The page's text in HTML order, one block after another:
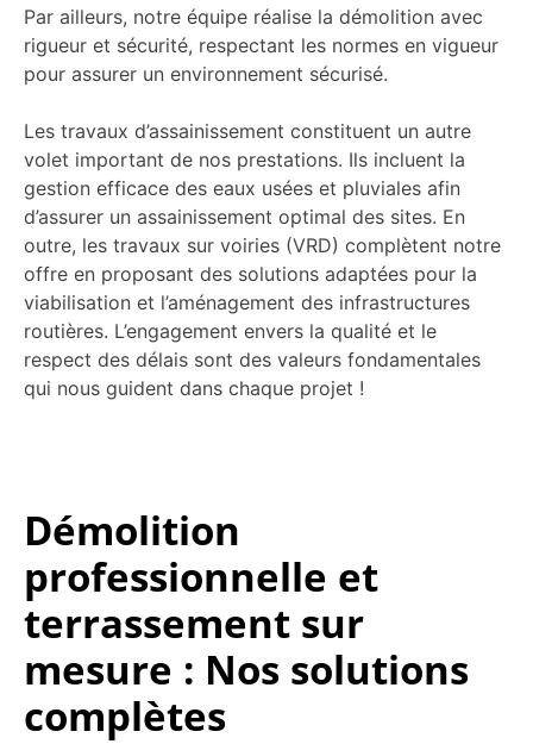
Par ailleurs, notre équipe réalise la démolition avec
rigueur et sécurité, respectant les normes en vigueur
pour assurer un environnement sécurisé.
Les travaux d’assainissement constituent un autre
volet important de nos prestations. Ils incluent la
gestion efficace des eaux usées et pluviales afin
d’assurer un assainissement optimal des sites. En
outre, les travaux sur voiries (VRD) complètent notre
offre en proposant des solutions adaptées pour la
viabilisation et l’aménagement des infrastructures
routières. L’engagement envers la qualité et le
respect des délais sont des valeurs fondamentales
qui nous guident dans chaque projet !
Démolition
professionnelle et
terrassement sur
mesure : Nos solutions
complètes